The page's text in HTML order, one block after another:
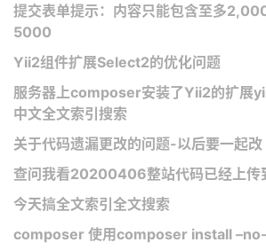
提交表单提示：内容只能包含至多
5000
Yii2组件扩展Select2的优化问题
服务器上composer安装了Yii2的扩展
中文全文索引搜索
关于代码遗漏更改的问题-以后要一起改
查问我看20200406整站代码已经上传
今天搞全文索引全文搜索
composer 使用composer install